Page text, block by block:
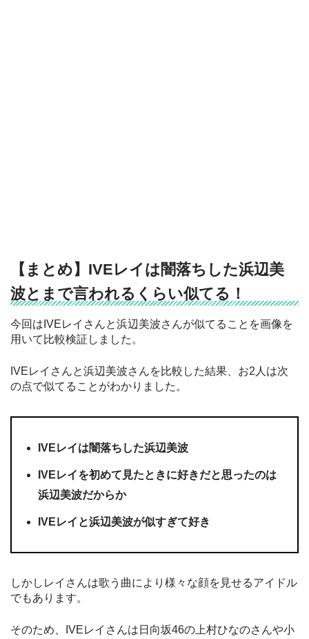
【まとめ】IVEレイは闇落ちした浜辺美
波とまで言われるくらい似てる！
今回はIVEレイさんと浜辺美波さんが似てることを画像を
用いて比較検証しました。
IVEレイさんと浜辺美波さんを比較した結果、お2人は次
の点で似てることがわかりました。
IVEレイは闇落ちした浜辺美波
IVEレイを初めて見たときに好きだと思ったのは
浜辺美波だからか
IVEレイと浜辺美波が似すぎて好き
しかしレイさんは歌う曲により様々な顔を見せるアイドル
でもあります。
そのため、IVEレイさんは日向坂46の上村ひなのさんや小